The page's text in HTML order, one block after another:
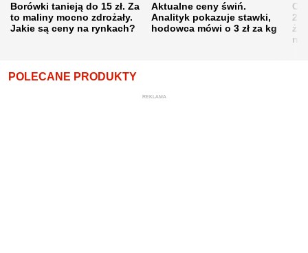
Borówki tanieją do 15 zł. Za
to maliny mocno zdrożały.
Jakie są ceny na rynkach?
Aktualne ceny świń.
Analityk pokazuje stawki,
hodowca mówi o 3 zł za kg
POLECANE PRODUKTY
REKLAMA